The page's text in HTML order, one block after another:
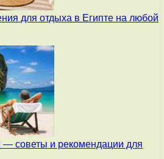
для отдыха в Египте на любой
— советы и рекомендации для